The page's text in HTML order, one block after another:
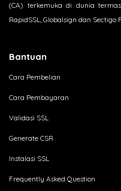
(CA) terkemuka di dunia
RapidSSL, Globalsign dan Sectigo
Bantuan
Cara Pembelian
Cara Pembayaran
Validasi SSL
Generate CSR
Instalasi SSL
Frequently Asked Question